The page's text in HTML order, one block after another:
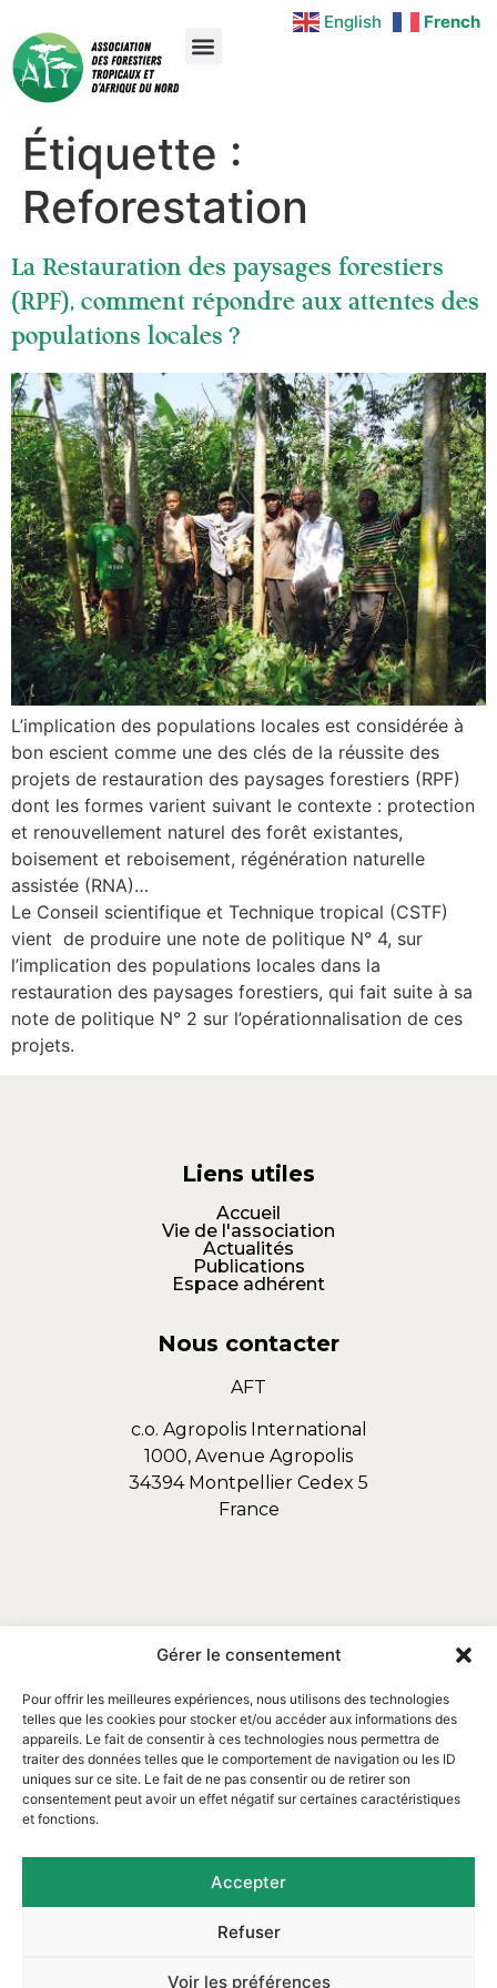
Gérer le consentement
Pour offrir les meilleures expériences, nous utilisons des technologies
telles que les cookies pour stocker et/ou accéder aux informations des
appareils. Le fait de consentir à ces technologies nous permettra de
traiter des données telles que le comportement de navigation ou les ID
uniques sur ce site. Le fait de ne pas consentir ou de retirer son
consentement peut avoir un effet négatif sur certaines caractéristiques
et fonctions.
Accepter
Refuser
Voir les préférences
Étiquette :
Reforestation
La Restauration des paysages forestiers
(RPF), comment répondre aux attentes des
populations locales ?
L’implication des populations locales est considérée à
bon escient comme une des clés de la réussite des
projets de restauration des paysages forestiers (RPF)
dont les formes varient suivant le contexte : protection
et renouvellement naturel des forêt existantes,
boisement et reboisement, régénération naturelle
assistée (RNA)…
Le Conseil scientifique et Technique tropical (CSTF)
vient de produire une note de politique N° 4, sur
l’implication des populations locales dans la
restauration des paysages forestiers, qui fait suite à sa
note de politique N° 2 sur l’opérationnalisation de ces
projets.
Email : contact@assofortrop.fr​
Liens utiles
Accueil
Vie de l'association
Actualités
Publications
Espace adhérent
Nous contacter
AFT
c.o. Agropolis International
1000, Avenue Agropolis
34394 Montpellier Cedex 5
France
Mentions légales|Protection des données
English French